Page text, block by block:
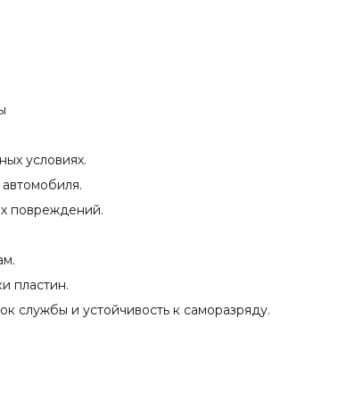
условиях.
повреждений.
пластин.
службы и устойчивость к саморазряду.